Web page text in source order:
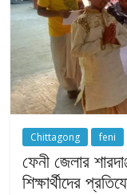
Chittagong feni
ফেনী জেলার
শিক্ষার্থীদের